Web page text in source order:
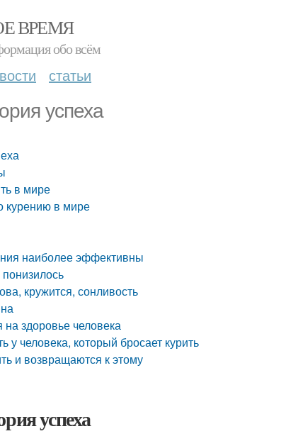
ВРЕМЯ
обо всём
статьи
успеха
в мире
курению в мире
наиболее эффективны
кружится, сонливость
на здоровье человека
у человека, который бросает курить
и возвращаются к этому
успеха